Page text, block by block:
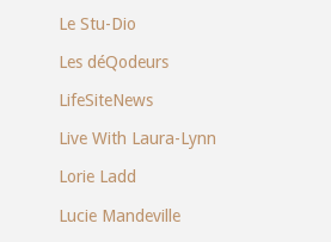
Le Stu-Dio
Les déQodeurs
LifeSiteNews
Live With Laura-Lynn
Lorie Ladd
Lucie Mandeville